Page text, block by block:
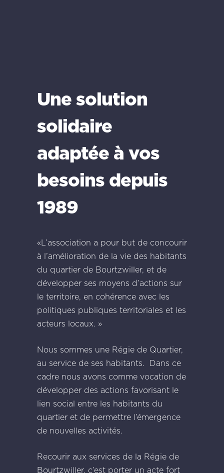
Une solution
solidaire
adaptée à vos
besoins depuis
1989
«L’association a pour but de concourir
à l’amélioration de la vie des habitants
du quartier de Bourtzwiller, et de
développer ses moyens d’actions sur
le territoire, en cohérence avec les
politiques publiques territoriales et les
acteurs locaux. »
Nous sommes une Régie de Quartier,
au service de ses habitants. Dans ce
cadre nous avons comme vocation de
développer des actions favorisant le
lien social entre les habitants du
quartier et de permettre l’émergence
de nouvelles activités.
Recourir aux services de la Régie de
Bourtzwiller, c’est porter un acte fort